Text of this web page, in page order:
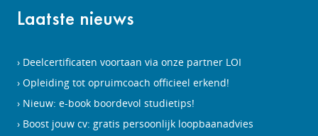
Laatste nieuws
Deelcertificaten voortaan via onze partner LOI
Opleiding tot opruimcoach officieel erkend!
Nieuw: e-book boordevol studietips!
Boost jouw cv: gratis persoonlijk loopbaanadvies